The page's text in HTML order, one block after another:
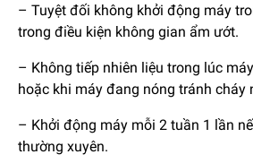
– Tuyệt đối không khởi động máy
trong điều kiện không gian ẩm ướt.
– Không tiếp nhiên liệu trong lúc
hoặc khi máy đang nóng tránh cháy
– Khởi động máy mỗi 2 tuần 1 lần
thường xuyên.